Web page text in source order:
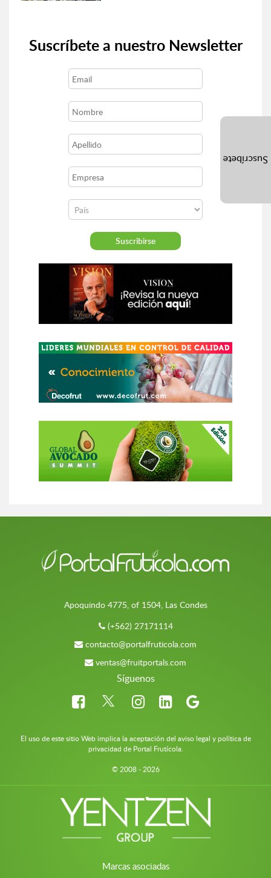
Suscríbete a nuestro Newsletter
Apoquindo 4775, of 1504, Las Condes
(+562) 27171114
contacto@portalfruticola.com
ventas@fruitportals.com
Síguenos
El uso de este sitio Web implica la aceptación del aviso legal y política de
privacidad de Portal Frutícola.
© 2008 - 2026
Marcas asociadas
Suscríbete